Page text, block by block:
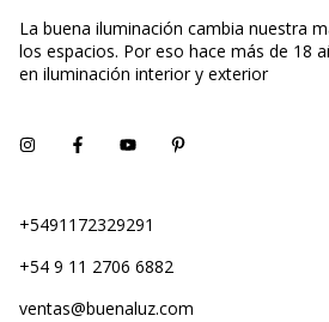
La buena iluminación cambia nuestra
los espacios. Por eso hace más de 18
en iluminación interior y exterior
+5491172329291
+54 9 11 2706 6882
ventas@buenaluz.com